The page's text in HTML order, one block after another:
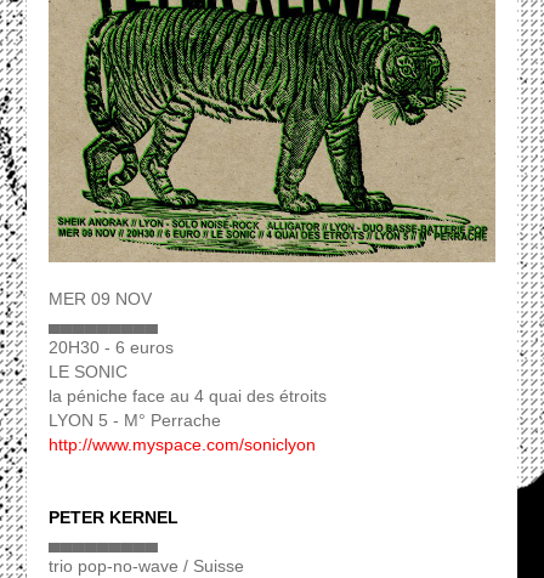
MER 09 NOV
▄▄▄▄▄▄▄▄▄
20H30 - 6 euros
LE SONIC
la péniche face au 4 quai des étroits
LYON 5 - M° Perrache
http://www.myspace.com/soniclyon
PETER KERNEL
▄▄▄▄▄▄▄▄▄
trio pop-no-wave / Suisse